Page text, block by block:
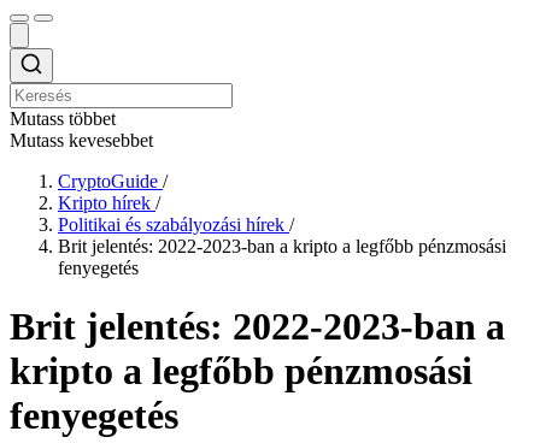
Mutass többet
Mutass kevesebbet
CryptoGuide /
Kripto hírek /
Politikai és szabályozási hírek /
Brit jelentés: 2022-2023-ban a kripto a legfőbb pénzmosási
fenyegetés
Brit jelentés: 2022-2023-ban a
kripto a legfőbb pénzmosási
fenyegetés